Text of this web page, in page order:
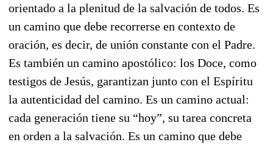
orientado a la plenitud de la salvación de todos. Es
un camino que debe recorrerse en contexto de
oración, es decir, de unión constante con el Padre.
Es también un camino apostólico: los Doce, como
testigos de Jesús, garantizan junto con el Espíritu
la autenticidad del camino. Es un camino actual:
cada generación tiene su “hoy”, su tarea concreta
en orden a la salvación. Es un camino que debe